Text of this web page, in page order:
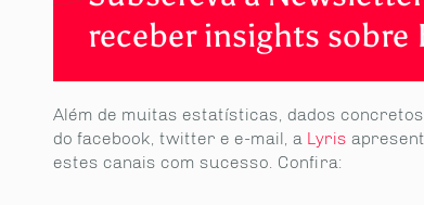
receber insights sobre
Além de muitas estatísticas, dados
do facebook, twitter e e-mail, a Lyris
estes canais com sucesso. Confira: